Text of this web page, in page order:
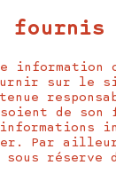
fournis
information
sur le
soient de
Par
réserve